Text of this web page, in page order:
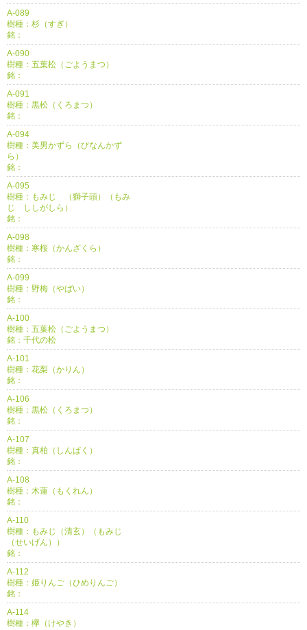
A-089
樹種：杉（すぎ）
銘：
A-090
樹種：五葉松（ごようまつ）
銘：
A-091
樹種：黒松（くろまつ）
銘：
A-094
樹種：美男かずら（びなんかず
ら）
銘：
A-095
樹種：もみじ （獅子頭）（もみ
じ ししがしら）
銘：
A-098
樹種：寒桜（かんざくら）
銘：
A-099
樹種：野梅（やばい）
銘：
A-100
樹種：五葉松（ごようまつ）
銘：千代の松
A-101
樹種：花梨（かりん）
銘：
A-106
樹種：黒松（くろまつ）
銘：
A-107
樹種：真柏（しんぱく）
銘：
A-108
樹種：木蓮（もくれん）
銘：
A-110
樹種：もみじ（清玄）（もみじ
（せいげん））
銘：
A-112
樹種：姫りんご（ひめりんご）
銘：
A-114
樹種：欅（けやき）